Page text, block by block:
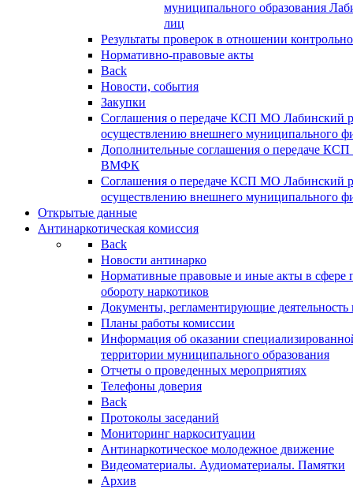
муниципального образования
лиц
Результаты проверок в отношении
Нормативно-правовые акты
Back
Новости, события
Закупки
Соглашения о передаче КСП МО Лабинский
осуществлению внешнего муниципального
Дополнительные соглашения о передаче
ВМФК
Соглашения о передаче КСП МО Лабинский
осуществлению внешнего муниципального
Открытые данные
Антинаркотическая комиссия
Back
Новости антинарко
Нормативные правовые и иные акты в сфере
обороту наркотиков
Документы, регламентирующие деятельность
Планы работы комиссии
Информация об оказании
территории муниципального образования
Отчеты о проведенных мероприятиях
Телефоны доверия
Back
Протоколы заседаний
Мониторинг наркоситуации
Антинаркотическое молодежное движение
Видеоматериалы. Аудиоматериалы. Памятки
Архив